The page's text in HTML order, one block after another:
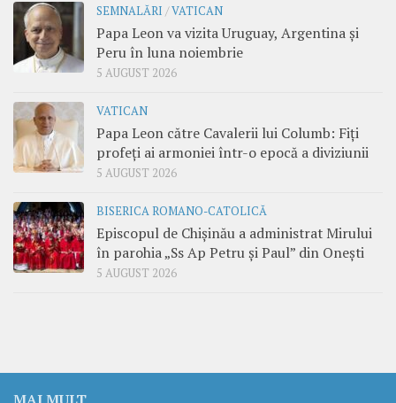
SEMNALĂRI /VATICAN
Papa Leon va vizita Uruguay, Argentina și
Peru în luna noiembrie
5 AUGUST 2026
VATICAN
Papa Leon către Cavalerii lui Columb: Fiți
profeți ai armoniei într-o epocă a diviziunii
5 AUGUST 2026
BISERICA ROMANO-CATOLICĂ
Episcopul de Chișinău a administrat Mirului
în parohia „Ss Ap Petru și Paul” din Onești
5 AUGUST 2026